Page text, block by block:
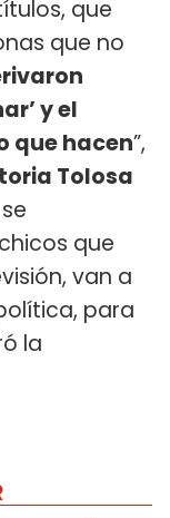
que
que no
y el
que hacen”,
Tolosa
que
van a
para
la